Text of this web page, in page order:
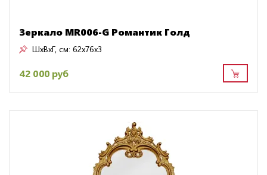
Зеркало MR006-G Романтик Голд
ШxВxГ, см: 62x76x3
42 000 руб